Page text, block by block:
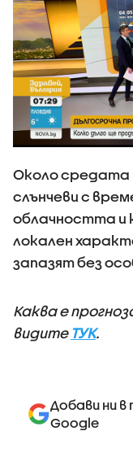
Около средата
слънчеви с
облачността и
локален
запазят без
Каква е
видите ТУК.
Добави ни в
Google